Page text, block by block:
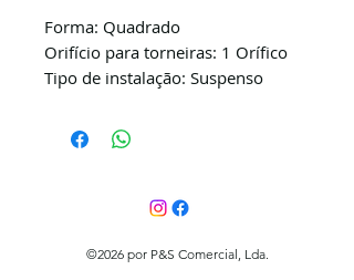
Forma: Quadrado
Orifício para torneiras: 1 Orífico
Tipo de instalação: Suspenso
©2026 por P&S Comercial, Lda.